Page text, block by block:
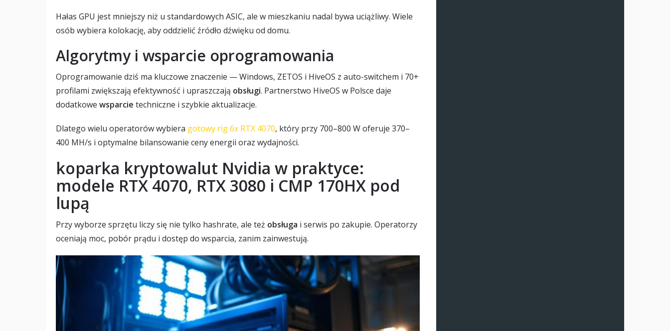
Hałas GPU jest mniejszy niż u standardowych ASIC, ale w mieszkaniu nadal bywa uciążliwy. Wiele
osób wybiera kolokację, aby oddzielić źródło dźwięku od domu.
Algorytmy i wsparcie oprogramowania
Oprogramowanie dziś ma kluczowe znaczenie — Windows, ZETOS i HiveOS z auto-switchem i 70+
profilami zwiększają efektywność i upraszczają obsługi. Partnerstwo HiveOS w Polsce daje
dodatkowe wsparcie techniczne i szybkie aktualizacje.
Dlatego wielu operatorów wybiera gotowy rig 6x RTX 4070, który przy 700–800 W oferuje 370–
400 MH/s i optymalne bilansowanie ceny energii oraz wydajności.
koparka kryptowalut Nvidia w praktyce:
modele RTX 4070, RTX 3080 i CMP 170HX pod
lupą
Przy wyborze sprzętu liczy się nie tylko hashrate, ale też obsługa i serwis po zakupie. Operatorzy
oceniają moc, pobór prądu i dostęp do wsparcia, zanim zainwestują.